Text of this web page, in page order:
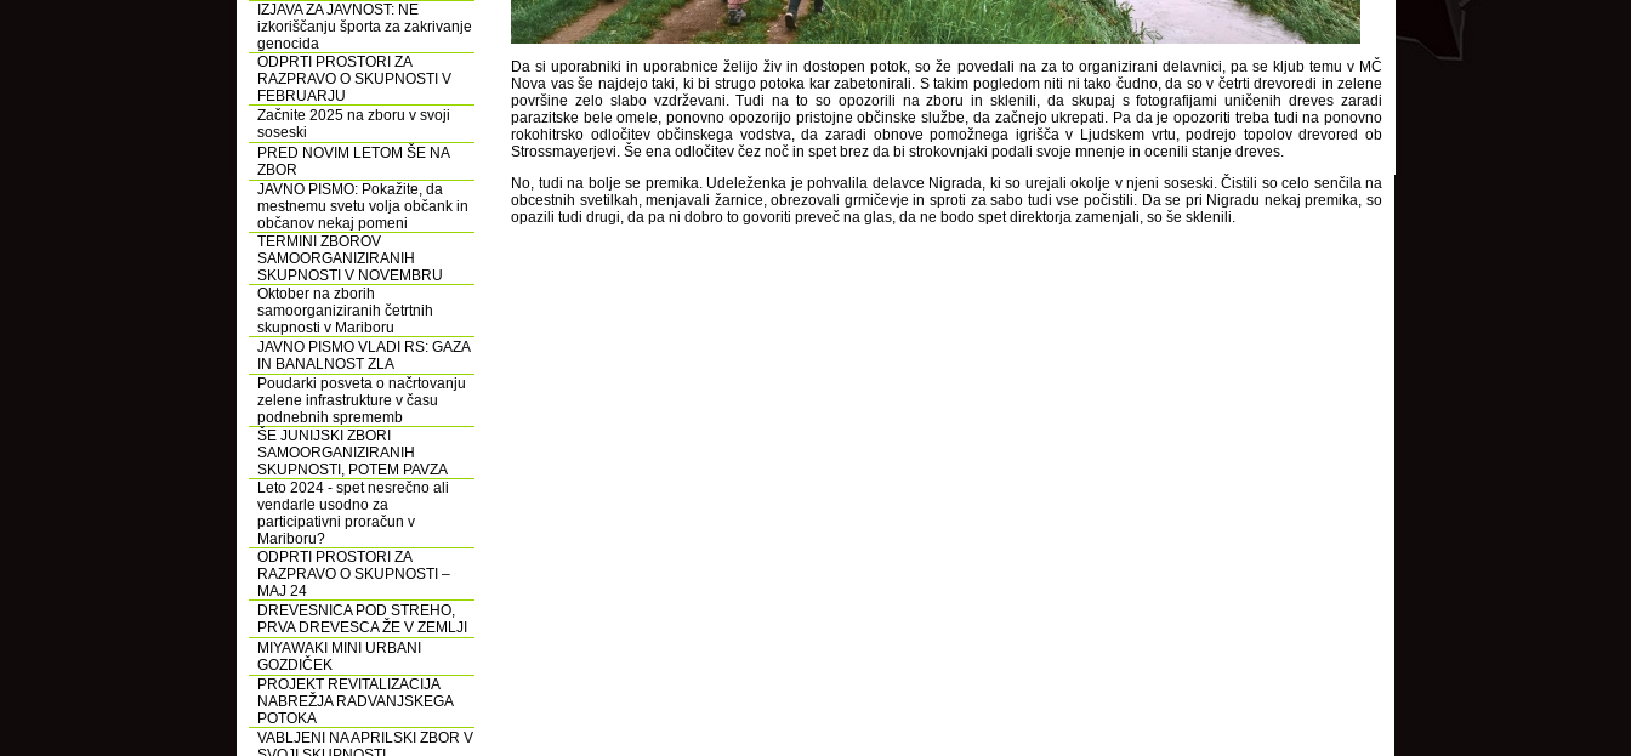
IZJAVA ZA JAVNOST: NE
izkoriščanju športa za zakrivanje
genocida
ODPRTI PROSTORI ZA
RAZPRAVO O SKUPNOSTI V
FEBRUARJU
Začnite 2025 na zboru v svoji
soseski
PRED NOVIM LETOM ŠE NA
ZBOR
JAVNO PISMO: Pokažite, da
mestnemu svetu volja občank in
občanov nekaj pomeni
TERMINI ZBOROV
SAMOORGANIZIRANIH
SKUPNOSTI V NOVEMBRU
Oktober na zborih
samoorganiziranih četrtnih
skupnosti v Mariboru
JAVNO PISMO VLADI RS: GAZA
IN BANALNOST ZLA
Poudarki posveta o načrtovanju
zelene infrastrukture v času
podnebnih sprememb
ŠE JUNIJSKI ZBORI
SAMOORGANIZIRANIH
SKUPNOSTI, POTEM PAVZA
Leto 2024 - spet nesrečno ali
vendarle usodno za
participativni proračun v
Mariboru?
ODPRTI PROSTORI ZA
RAZPRAVO O SKUPNOSTI –
MAJ 24
DREVESNICA POD STREHO,
PRVA DREVESCA ŽE V ZEMLJI
MIYAWAKI MINI URBANI
GOZDIČEK
PROJEKT REVITALIZACIJA
NABREŽJA RADVANJSKEGA
POTOKA
VABLJENI NA APRILSKI ZBOR V
Da si uporabniki in uporabnice želijo živ in dostopen potok, so že povedali na za to organizirani delavnici, pa se kljub temu v MČ
Nova vas še najdejo taki, ki bi strugo potoka kar zabetonirali. S takim pogledom niti ni tako čudno, da so v četrti drevoredi in zelene
površine zelo slabo vzdrževani. Tudi na to so opozorili na zboru in sklenili, da skupaj s fotografijami uničenih dreves zaradi
parazitske bele omele, ponovno opozorijo pristojne občinske službe, da začnejo ukrepati. Pa da je opozoriti treba tudi na ponovno
rokohitrsko odločitev občinskega vodstva, da zaradi obnove pomožnega igrišča v Ljudskem vrtu, podrejo topolov drevored ob
Strossmayerjevi. Še ena odločitev čez noč in spet brez da bi strokovnjaki podali svoje mnenje in ocenili stanje dreves.
No, tudi na bolje se premika. Udeleženka je pohvalila delavce Nigrada, ki so urejali okolje v njeni soseski. Čistili so celo senčila na
obcestnih svetilkah, menjavali žarnice, obrezovali grmičevje in sproti za sabo tudi vse počistili. Da se pri Nigradu nekaj premika, so
opazili tudi drugi, da pa ni dobro to govoriti preveč na glas, da ne bodo spet direktorja zamenjali, so še sklenili.